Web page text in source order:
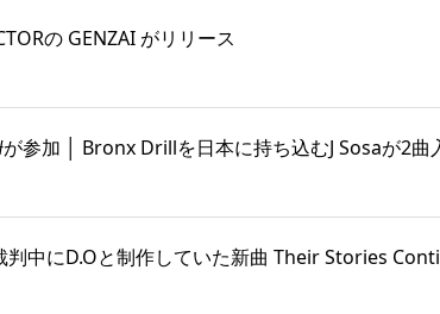
の GENZAI がリリース
参加 │ Bronx Drillを日本に持ち込むJ Sosaが2
判中にD.Oと制作していた新曲 Their Stories